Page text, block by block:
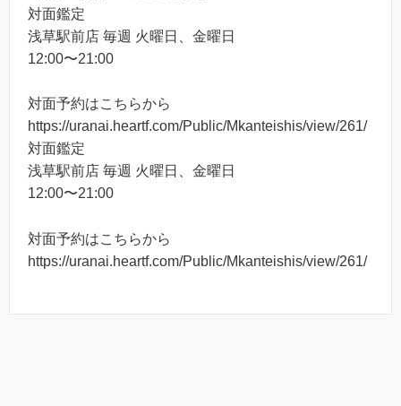
対面鑑定
浅草駅前店 毎週 火曜日、金曜日
12:00〜21:00
対面予約はこちらから
https://uranai.heartf.com/Public/Mkanteishis/view/261/
対面鑑定
浅草駅前店 毎週 火曜日、金曜日
12:00〜21:00
対面予約はこちらから
https://uranai.heartf.com/Public/Mkanteishis/view/261/